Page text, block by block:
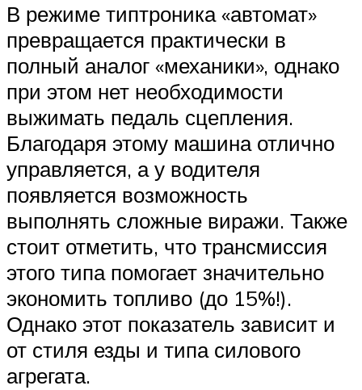
В режиме типтроника «автомат»
превращается практически в
полный аналог «механики», однако
при этом нет необходимости
выжимать педаль сцепления.
Благодаря этому машина отлично
управляется, а у водителя
появляется возможность
выполнять сложные виражи. Также
стоит отметить, что трансмиссия
этого типа помогает значительно
экономить топливо (до 15%!).
Однако этот показатель зависит и
от стиля езды и типа силового
агрегата.